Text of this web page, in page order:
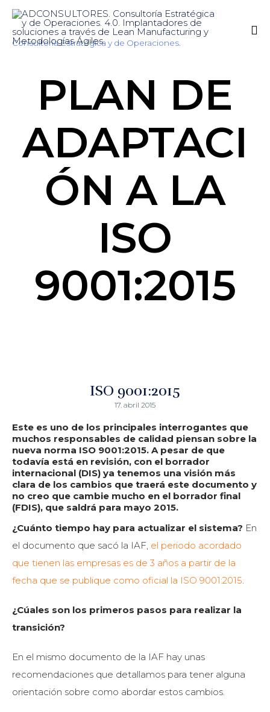
Consultoría Estratégica y de Operaciones.
PLAN DE
ADAPTACI
ÓN A LA
ISO
9001:2015
ISO 9001:2015
17. abril 2015
Este es uno de los principales interrogantes que
muchos responsables de calidad piensan sobre la
nueva norma ISO 9001:2015. A pesar de que
todavía está en revisión, con el borrador
internacional (DIS) ya tenemos una visión más
clara de los cambios que traerá este documento y
no creo que cambie mucho en el borrador final
(FDIS), que saldrá para mayo 2015.
¿Cuánto tiempo hay para actualizar el sistema? En
el documento que sacó la IAF, el periodo acordado
que tienen las empresas es de 3 años a partir de la
fecha que se publique como oficial la ISO 9001:2015.
¿Cúales son los primeros pasos para realizar la
transición?
En el mismo documento de la IAF hay unas
recomendaciones que detallamos para tener alguna
orientación sobre como abordar estos cambios.